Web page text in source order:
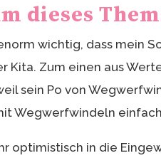
dieses
wichtig, dass mein
Kita. Zum einen aus
sein Po von
Wegwerfwindeln
optimistisch in die